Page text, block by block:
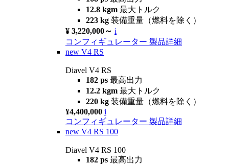
12.8 kgm 最大トルク
223 kg 装備重量（燃料を除く）
¥ 3,220,000～ i
コンフィギュレーター 製品詳細
new V4 RS
Diavel V4 RS
182 ps 最高出力
12.2 kgm 最大トルク
220 kg 装備重量（燃料を除く）
¥4,400,000 i
コンフィギュレーター 製品詳細
new V4 RS 100
Diavel V4 RS 100
182 ps 最高出力